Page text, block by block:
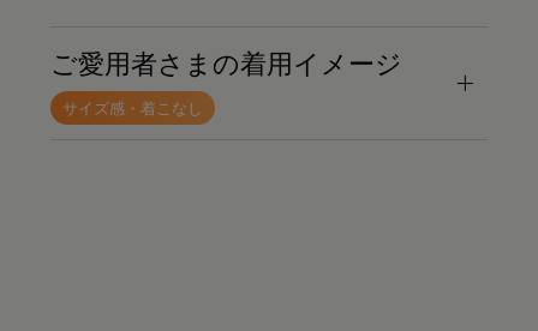
ご愛用者さまの着用イメージ
サイズ感・着こなし